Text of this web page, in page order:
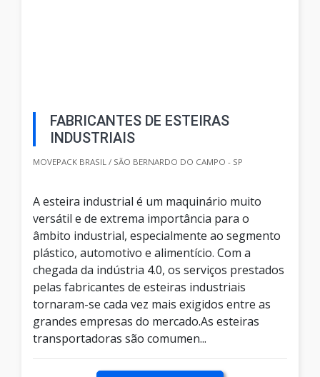
FABRICANTES DE ESTEIRAS
INDUSTRIAIS
MOVEPACK BRASIL / SÃO BERNARDO DO CAMPO - SP
A esteira industrial é um maquinário muito
versátil e de extrema importância para o
âmbito industrial, especialmente ao segmento
plástico, automotivo e alimentício. Com a
chegada da indústria 4.0, os serviços prestados
pelas fabricantes de esteiras industriais
tornaram-se cada vez mais exigidos entre as
grandes empresas do mercado.As esteiras
transportadoras são comumen...